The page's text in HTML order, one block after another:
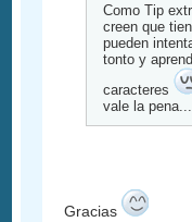
Como Tip
creen que
pueden
tonto y
caracteres
vale la pena...
Gracias